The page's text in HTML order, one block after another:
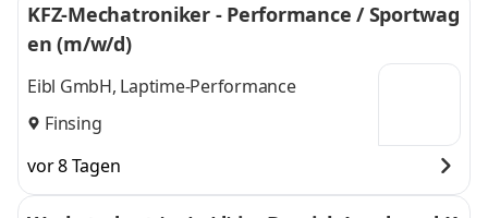
KFZ-Mechatroniker - Performance / Sportwag
en (m/w/d)
Eibl GmbH, Laptime-Performance
Finsing
vor 8 Tagen